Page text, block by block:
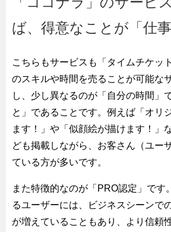
ば、得意なことが「仕
こちらもサービスも「タイムチケッ
のスキルや時間を売ることが可能な
し、少し異なるのが「自分の時間」
と」であることです。例えば「オリ
ます！」や「似顔絵が描けます！」
ども掲載しながら、お客さん（ユー
ている方が多いです。
また特徴的なのが「PRO認定」です
るユーザーには、ビジネスシーンで
が増えていることもあり、より信頼